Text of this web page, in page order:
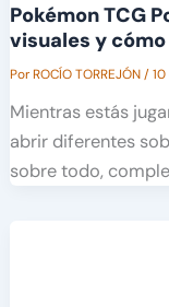
Pokémon TCG
visuales y
PorROCÍO TORREJÓN/
Mientras estás
abrir diferentes
sobre todo,